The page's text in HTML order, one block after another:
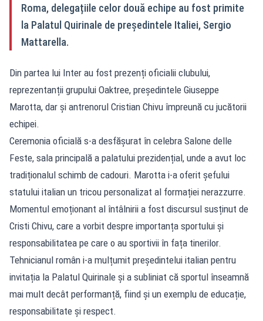
Roma, delegațiile celor două echipe au fost primite
la Palatul Quirinale de președintele Italiei, Sergio
Mattarella.
Din partea lui Inter au fost prezenți oficialii clubului,
reprezentanții grupului Oaktree, președintele Giuseppe
Marotta, dar și antrenorul Cristian Chivu împreună cu jucătorii
echipei.
Ceremonia oficială s-a desfășurat în celebra Salone delle
Feste, sala principală a palatului prezidențial, unde a avut loc
tradiționalul schimb de cadouri. Marotta i-a oferit șefului
statului italian un tricou personalizat al formației nerazzurre.
Momentul emoționant al întâlnirii a fost discursul susținut de
Cristi Chivu, care a vorbit despre importanța sportului și
responsabilitatea pe care o au sportivii în fața tinerilor.
Tehnicianul român i-a mulțumit președintelui italian pentru
invitația la Palatul Quirinale și a subliniat că sportul înseamnă
mai mult decât performanță, fiind și un exemplu de educație,
responsabilitate și respect.